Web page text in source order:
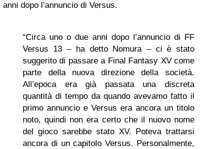
anni dopo l’annuncio di Versus.
“Circa uno o due anni dopo l’annuncio di FF
Versus 13 – ha detto Nomura – ci è stato
suggerito di passare a Final Fantasy XV come
parte della nuova direzione della società.
All’epoca era già passata una discreta
quantità di tempo da quando avevamo fatto il
primo annuncio e Versus era ancora un titolo
noto, quindi non era certo che il nuovo nome
del gioco sarebbe stato XV. Poteva trattarsi
ancora di un capitolo Versus. Personalmente,